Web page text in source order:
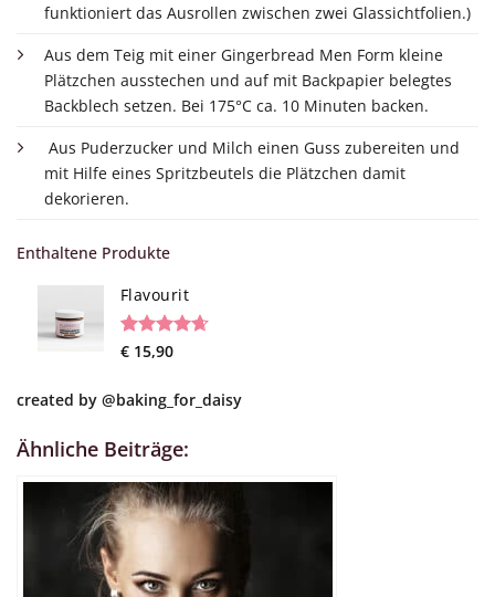
funktioniert das Ausrollen zwischen zwei Glassichtfolien.)
Aus dem Teig mit einer Gingerbread Men Form kleine
Plätzchen ausstechen und auf mit Backpapier belegtes
Backblech setzen. Bei 175°C ca. 10 Minuten backen.
Aus Puderzucker und Milch einen Guss zubereiten und
mit Hilfe eines Spritzbeutels die Plätzchen damit
dekorieren.
Enthaltene Produkte
Flavourit
Rated4.68
19
customer
€15,90
created by @baking_for_daisy
Ähnliche Beiträge: